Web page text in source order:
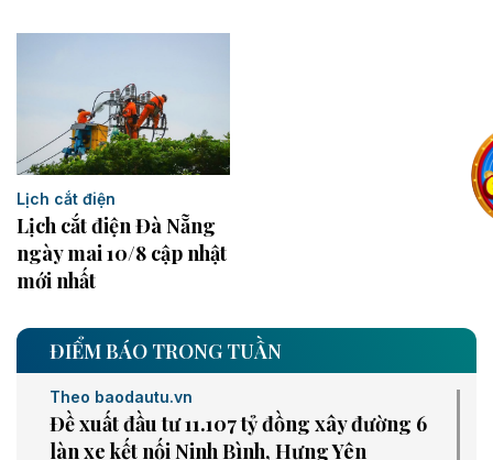
Lịch cắt điện
Lịch cắt điện Đà Nẵng
ngày mai 10/8 cập nhật
mới nhất
ĐIỂM BÁO TRONG TUẦN
Theo baodautu.vn
Đề xuất đầu tư 11.107 tỷ đồng xây đường 6
làn xe kết nối Ninh Bình, Hưng Yên